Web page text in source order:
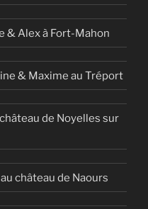
& Alex à Fort-Mahon
& Maxime au Tréport
de Noyelles sur
château de Naours